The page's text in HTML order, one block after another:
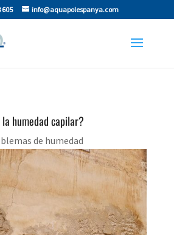
605 info@aquapolespanya.com
humedad capilar?
de humedad